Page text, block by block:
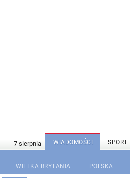
WIADOMOŚCI SPORT
WIELKA BRYTANIA POLSKA